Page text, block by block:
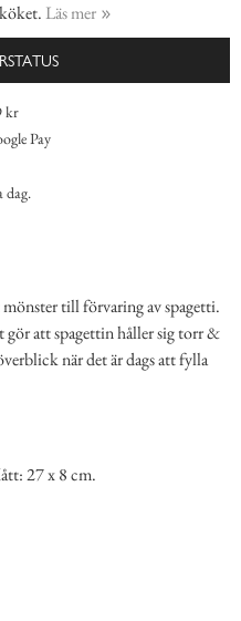
Läs mer
kr
Pay
dag.
till förvaring av spagetti.
att spagettin håller sig torr &
när det är dags att fylla
27 x 8 cm.